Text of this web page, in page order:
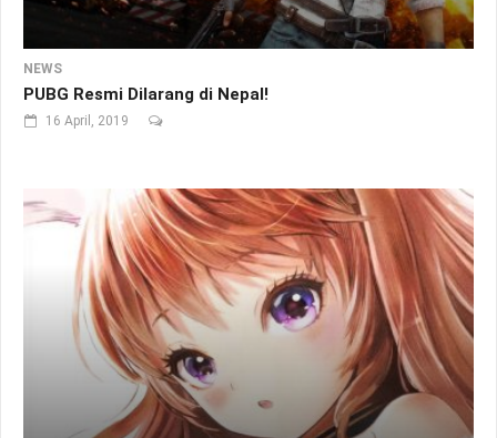
NEWS
PUBG Resmi Dilarang di Nepal!
16 April, 2019